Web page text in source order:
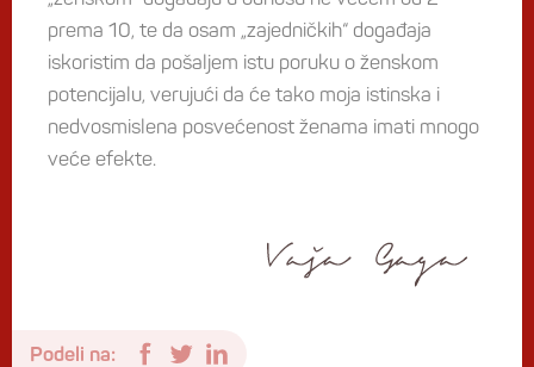
prema 10, te da osam „zajedničkih“ događaja
iskoristim da pošaljem istu poruku o ženskom
potencijalu, verujući da će tako moja istinska i
nedvosmislena posvećenost ženama imati mnogo
veće efekte.
Podeli na: